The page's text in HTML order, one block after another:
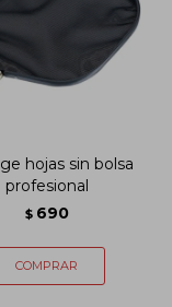
hojas sin bolsa
profesional
$ 690